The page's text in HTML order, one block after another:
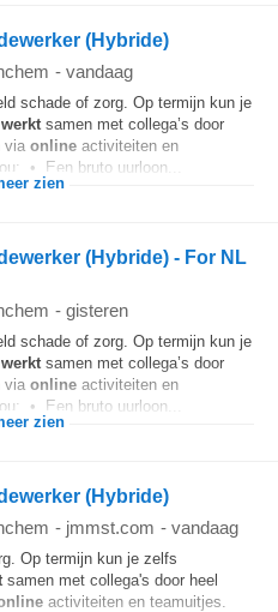
(Hybride)
- vandaag
schade of zorg. Op termijn kun je
werkt samen met collega’s door
via online activiteiten en
• Een bruto uurloon...
zien
(Hybride) - For NL
- gisteren
schade of zorg. Op termijn kun je
werkt samen met collega’s door
via online activiteiten en
• Een bruto uurloon...
zien
(Hybride)
- jmmst.com - vandaag
Op termijn kun je zelfs
samen met collega's door heel
activiteiten en teamuitjes.